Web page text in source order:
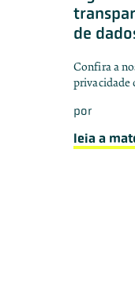
de
Confira a
privacidade
por
leia a